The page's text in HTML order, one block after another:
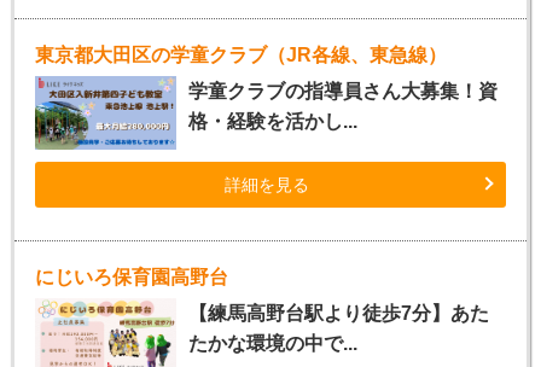
東京都大田区の学童クラブ（JR各線、東急線）
学童クラブの指導員さん大募集！資
格・経験を活かし...
詳細を見る
にじいろ保育園高野台
【練馬高野台駅より徒歩7分】あた
たかな環境の中で...